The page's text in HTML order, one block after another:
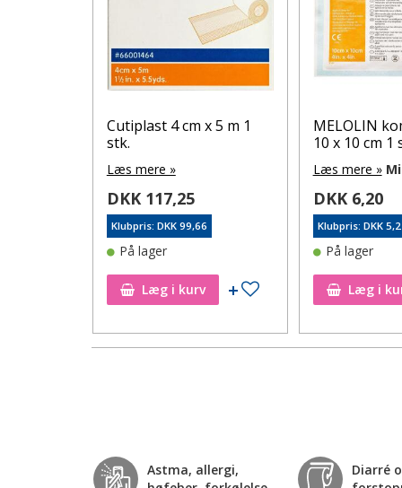
Tilføj til ønskeseddel
Cutiplast 4 cm x 5 m 1
stk.
Læs mere »
DKK 117,25
Klubpris: DKK 99,66
På lager
Læg i kurv Tilføj til ønskeseddel
MELOLIN
10 x 10 cm 1
Læs mere »
DKK 6,20
Klubpris: DKK
På lager
Læg i
Astma, allergi,
Diarré